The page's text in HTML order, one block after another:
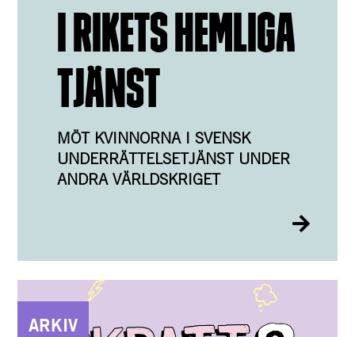
I RIKETS HEMLIGA
TJÄNST
MÖT KVINNORNA I SVENSK
UNDERRÄTTELSETJÄNST UNDER
ANDRA VÄRLDSKRIGET
ARKIV